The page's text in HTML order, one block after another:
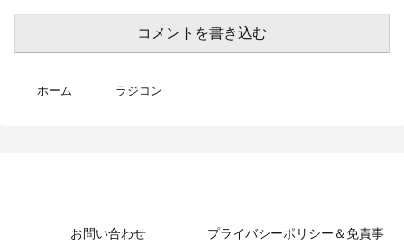
コメントを書き込む
ホーム ラジコン
お問い合わせ
プライバシーポリシー＆免責事